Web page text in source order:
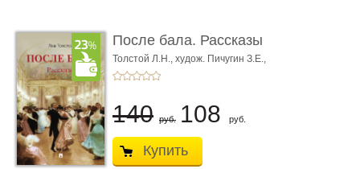
После бала. Рассказы
Толстой Л.Н., худож. Пичугин З.Е.,
худож. Лебедев А.И.,
140 руб. 108 руб.
Купить